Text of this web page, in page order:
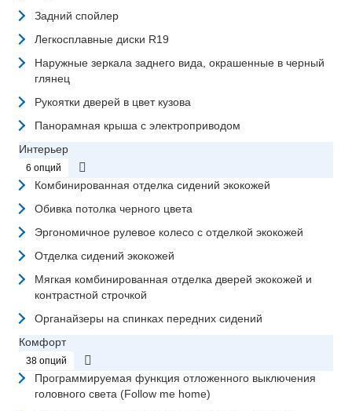
Задний спойлер
Легкосплавные диски R19
Наружные зеркала заднего вида, окрашенные в черный
глянец
Рукоятки дверей в цвет кузова
Панорамная крыша с электроприводом
Интерьер
6 опций
Комбинированная отделка сидений экокожей
Обивка потолка черного цвета
Эргономичное рулевое колесо с отделкой экокожей
Отделка сидений экокожей
Мягкая комбинированная отделка дверей экокожей и
контрастной строчкой
Органайзеры на спинках передних сидений
Комфорт
38 опций
Программируемая функция отложенного выключения
головного света (Follow me home)